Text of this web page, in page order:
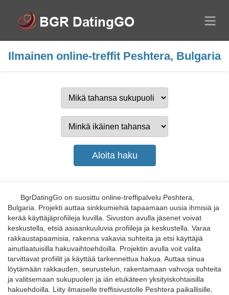
Ilmainen online-treffit Peshtera, Bulgaria
BgrDatingGo on suosittu online-treffipalvelu Peshtera,
Bulgaria. Projekti auttaa sinkkumiehiä tapaamaan uusia ihmisiä ja
kerää käyttäjäprofiileja kuvilla. Sivuston avulla jäsenet voivat
keskustella, etsiä asiaankuuluvia profiileja ja keskustella. Varaa
rakkaustapaamisia, rakenna vakavia suhteita ja etsi käyttäjiä
ainutlaatuisilla hakuvaihtoehdoilla. Projektin avulla voit valita
tarvittavat profiilit ja käyttää tarkennettua hakua. Auttaa sinua
löytämään rakkauden, seurustelun, rakentamaan vahvoja suhteita
ja valitsemaan sukupuolen ja iän etukäteen yksityiskohtaisilla
hakuehdoilla. Liity ilmaiselle treffisivustolle Peshtera paikallisille,